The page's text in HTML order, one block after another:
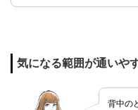
気になる範囲が通いや
背中の